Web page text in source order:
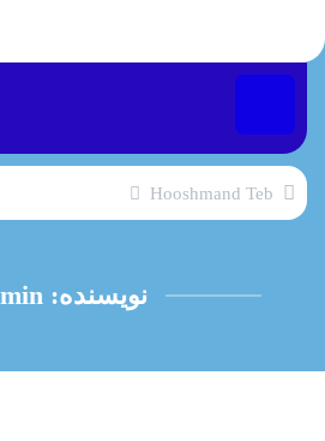
Hooshmand Teb
نویسنده: